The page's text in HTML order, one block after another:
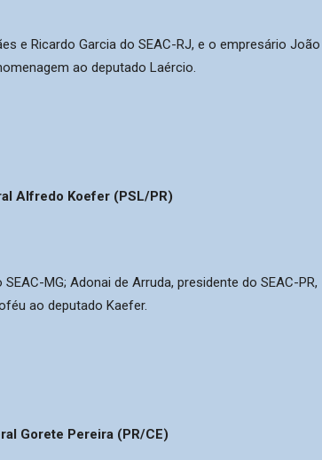
e Ricardo Garcia do SEAC-RJ, e o empresário João
ao deputado Laércio.
Alfredo Koefer (PSL/PR)
MG; Adonai de Arruda, presidente do SEAC-PR,
ao deputado Kaefer.
Gorete Pereira (PR/CE)